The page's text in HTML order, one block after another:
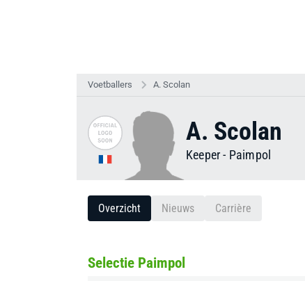
Voetballers A. Scolan
A. Scolan
Keeper- Paimpol
Overzicht Nieuws Carrière
Selectie Paimpol